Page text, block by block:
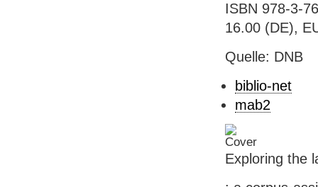
ISBN 978-3-
16.00 (DE),
Quelle: DNB
biblio-net
mab2
Exploring the